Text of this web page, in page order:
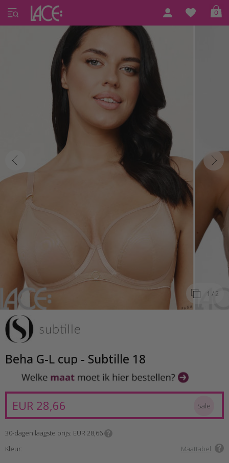
0
Home Subtille Lingerie
1 / 2
Beha G-L cup - Subtille 18
EUR 28,66 Sale
30-dagen laagste prijs EUR 28,66
Kleur:
Maattabel